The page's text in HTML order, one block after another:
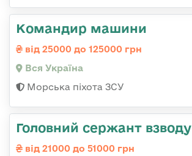
Командир машини
від 25000 до 125000 грн
Вся Україна
Морська піхота ЗСУ
Головний сержант взводу
від 21000 до 51000 грн